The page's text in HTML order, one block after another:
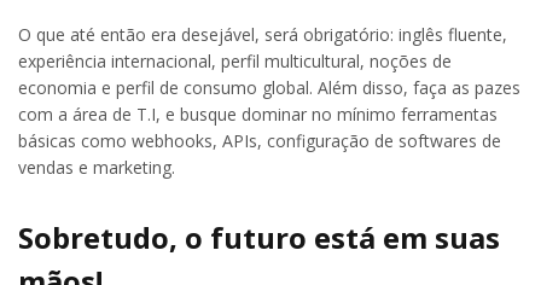
O que até então era desejável, será obrigatório: inglês fluente,
experiência internacional, perfil multicultural, noções de
economia e perfil de consumo global. Além disso, faça as pazes
com a área de T.I, e busque dominar no mínimo ferramentas
básicas como webhooks, APIs, configuração de softwares de
vendas e marketing.
Sobretudo, o futuro está em suas